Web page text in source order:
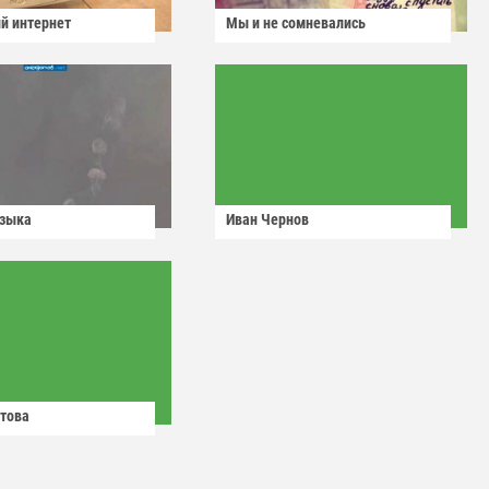
интернет Мы и не сомневались
Иван Чернов